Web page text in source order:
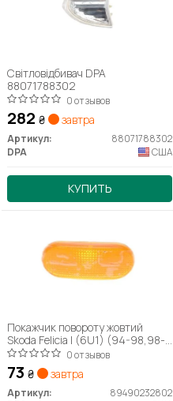
Світловідбивач DPA
88071788302
0 отзывов
282 ₴ завтра
Артикул:
88071788302
DPA
США
КУПИТЬ
Покажчик повороту жовтий
Skoda Felicia I (6U1) (94-98,98-
01)/VW Cadde (96-00)
(89490232802) DPA
0 отзывов
73 ₴ завтра
Артикул:
89490232802